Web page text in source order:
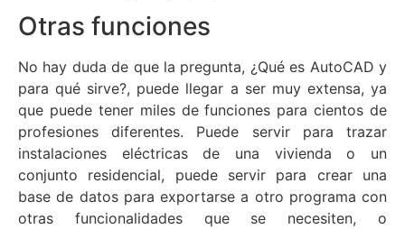
Otras funciones
No hay duda de que la pregunta, ¿Qué es AutoCAD y
para qué sirve?, puede llegar a ser muy extensa, ya
que puede tener miles de funciones para cientos de
profesiones diferentes. Puede servir para trazar
instalaciones eléctricas de una vivienda o un
conjunto residencial, puede servir para crear una
base de datos para exportarse a otro programa con
otras funcionalidades que se necesiten, o